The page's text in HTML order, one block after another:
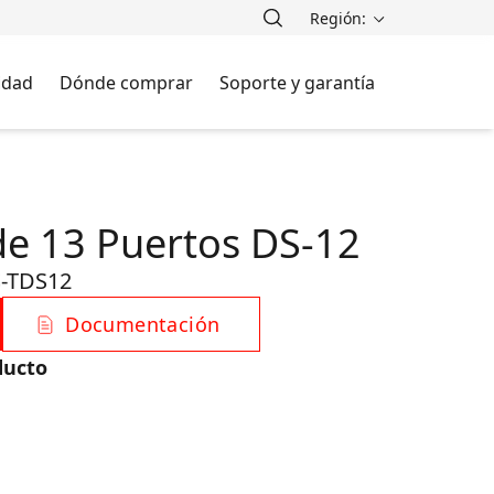
Región:
Dónde comprar Soporte y garantía
13 Puertos DS-12
TDS12
Documentación